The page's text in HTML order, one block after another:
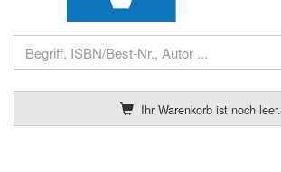
Ihr Warenkorb ist noch leer.